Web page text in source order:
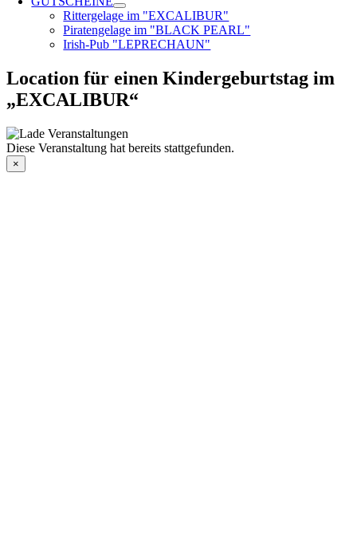
Rittergelage im "EXCALIBUR"
Piratengelage im "BLACK PEARL"
Irish-Pub "LEPRECHAUN"
Location für einen Kindergeburtstag im
„EXCALIBUR“
Diese Veranstaltung hat bereits stattgefunden.
×